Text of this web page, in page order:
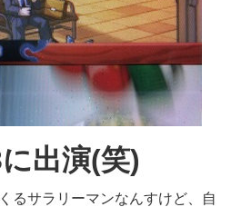
出演(笑)
るサラリーマンなんすけど、自